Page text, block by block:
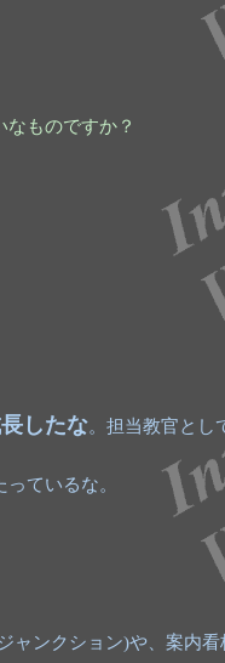
ものですか？
したな。担当教官とし
ているな。
ャンクション)や、案内